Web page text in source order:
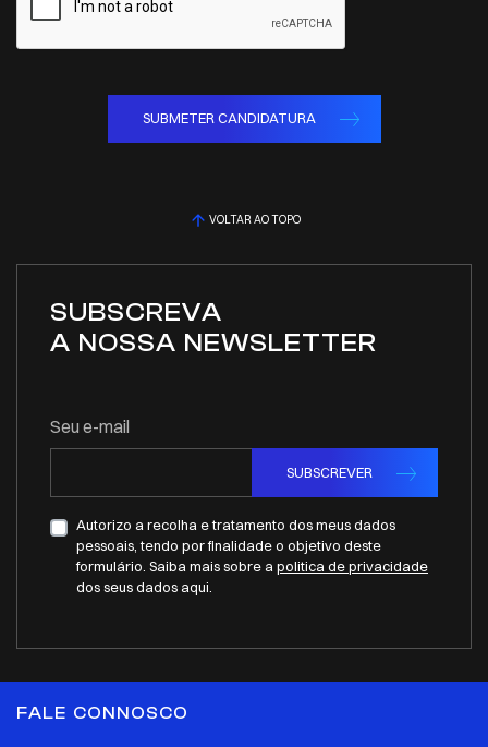
SUBMETER CANDIDATURA
VOLTAR AO TOPO
SUBSCREVA
A NOSSA NEWSLETTER
Seu e-mail
SUBSCREVER
Autorizo a recolha e tratamento dos meus dados
pessoais, tendo por finalidade o objetivo deste
formulário. Saiba mais sobre a politica de privacidade
dos seus dados aqui.
FALE CONNOSCO